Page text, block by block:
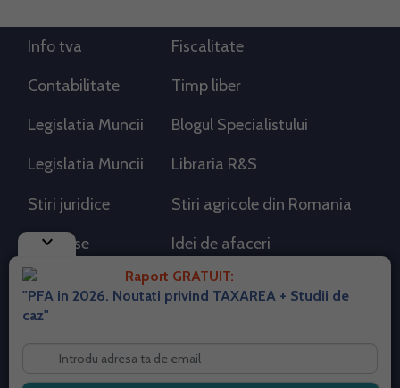
keyboard_arrow_down
Raport GRATUIT:
"PFA in 2026. Noutati privind TAXAREA + Studii de
caz"
Info tva Fiscalitate
Contabilitate Timp liber
Legislatia Muncii Blogul Specialistului
Legislatia Muncii Libraria R&S
Stiri juridice Stiri agricole din Romania
AdSense Idei de afaceri
RSS Flux RSS 2.0
Despre cookies
Termeni si conditii
Contact